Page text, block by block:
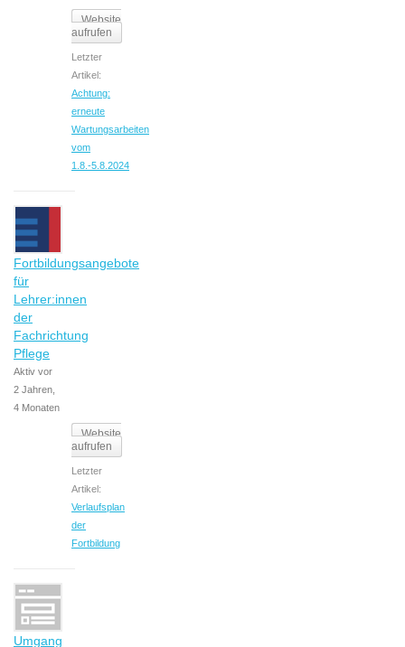
Website
aufrufen
Letzter
Artikel:
Achtung:
erneute
Wartungsarbeiten
vom
1.8.-5.8.2024
Fortbildungsangebote
für
Lehrer:innen
der
Fachrichtung
Pflege
Aktiv vor
2 Jahren,
4 Monaten
Website
aufrufen
Letzter
Artikel:
Verlaufsplan
der
Fortbildung
Umgang